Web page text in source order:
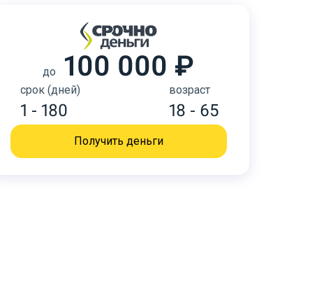
до 100 000 ₽
срок (дней)
1 - 180
возраст
18 - 65
Получить деньги